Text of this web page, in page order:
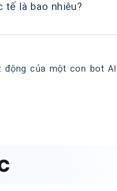
tế là bao nhiêu?
động của một con bot